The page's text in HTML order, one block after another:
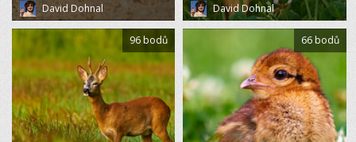
David Dohnal David Dohnal
96 bodů 66 bodů